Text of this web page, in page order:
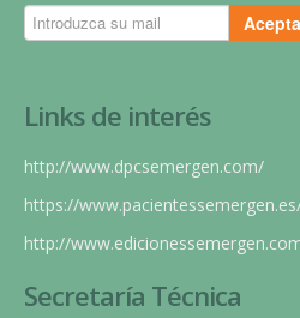
Links de interés
http://www.dpcsemergen.com/
https://
http://
Secretaría Técnica